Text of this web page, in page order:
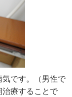
です。（男性で
療することで